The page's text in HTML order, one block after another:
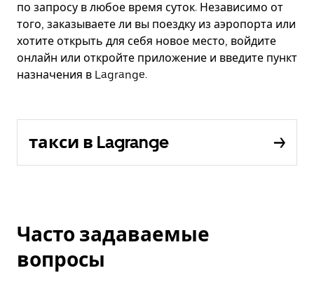
по запросу в любое время суток. Независимо от
того, заказываете ли вы поездку из аэропорта или
хотите открыть для себя новое место, войдите
онлайн или откройте приложение и введите пункт
назначения в Lagrange.
такси в Lagrange
Часто задаваемые
вопросы